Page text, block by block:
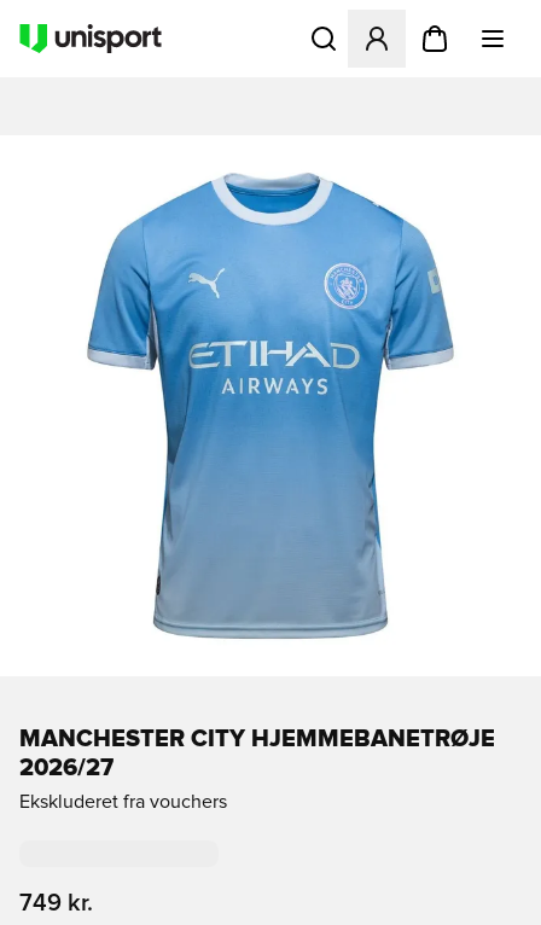
Åbner en Modal til at
MANCHESTER CITY HJEMMEBANETRØJE
2026/27
Ekskluderet fra vouchers
749 kr.